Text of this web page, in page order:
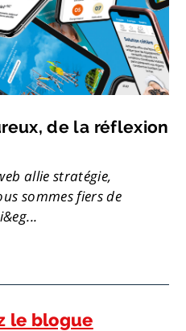
de la réflexion
allie stratégie,
sommes fiers de
le blogue